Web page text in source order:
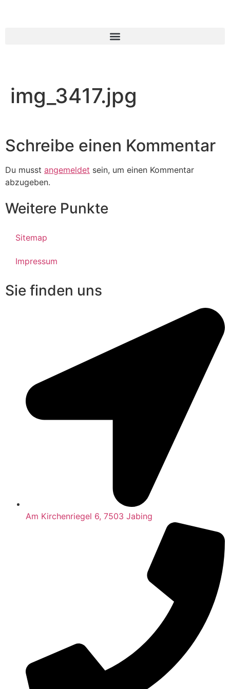
img_3417.jpg
Schreibe einen Kommentar
Du musst angemeldet sein, um einen Kommentar
abzugeben.
Weitere Punkte
Sitemap
Impressum
Sie finden uns
Am Kirchenriegel 6, 7503 Jabing